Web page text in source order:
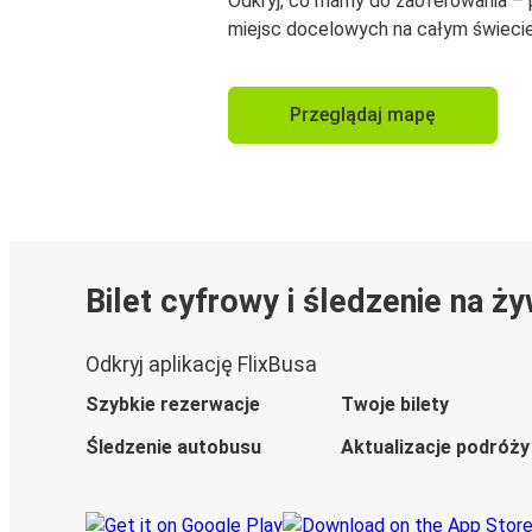
miejsc docelowych na całym
Przeglądaj mapę
Bilet cyfrowy i śledzenie na
Odkryj aplikację FlixBusa
Szybkie rezerwacje
Twoje bilety
Śledzenie autobusu
Aktualizacje podróży